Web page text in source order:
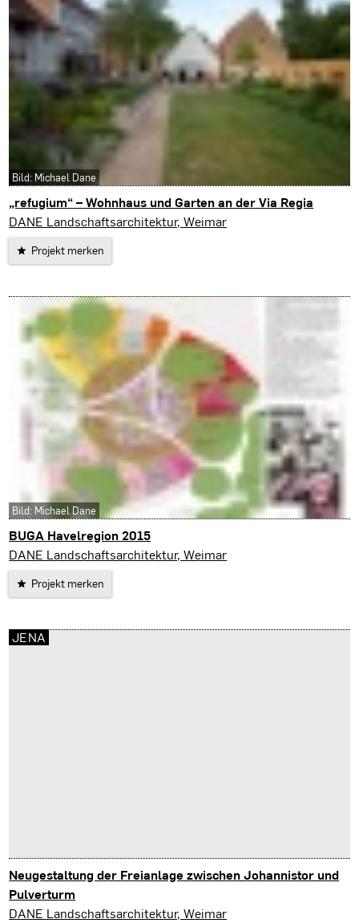
„refugium“ – Wohnhaus und Garten an der Via Regia
Buttelstedt
DANE Landschaftsarchitektur, Weimar
Projekt merken
Bild: Michael Dane
BUGA Havelregion 2015
DANE Landschaftsarchitektur, Weimar
Projekt merken
Bild: Michael Dane
Neugestaltung der Freianlage zwischen Johannistor und
Pulverturm
Jena
DANE Landschaftsarchitektur, Weimar
JENA